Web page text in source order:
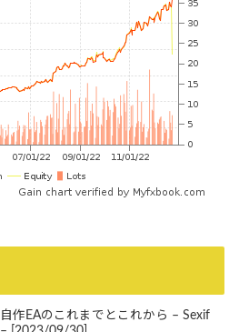
自作EAのこれまでとこれから – Sexif